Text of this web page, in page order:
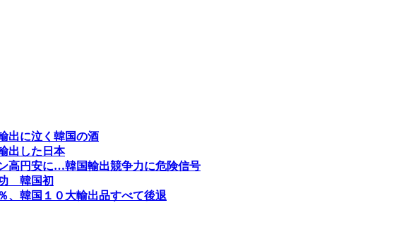
出に泣く韓国の酒
出した日本
高円安に…韓国輸出競争力に危険信号
韓国初
韓国１０大輸出品すべて後退